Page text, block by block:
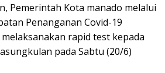
Pemerintah Kota manado melalui
Penanganan Covid-19
rapid test kepada
pada Sabtu (20/6)